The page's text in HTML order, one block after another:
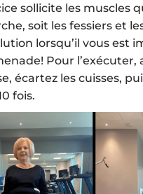
sollicite les muscles
soit les fessiers et
lorsqu’il vous est
Pour l’exécuter,
écartez les cuisses,
fois.